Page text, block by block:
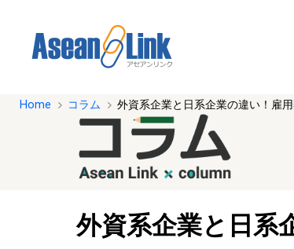
Home コラム 外資系企業と日系企業の違い！雇
外資系企業と日系